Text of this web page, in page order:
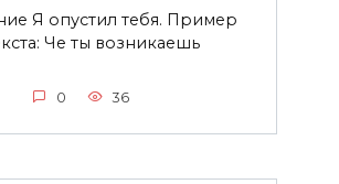
Я опустил тебя. Пример
Че ты возникаешь
0 36